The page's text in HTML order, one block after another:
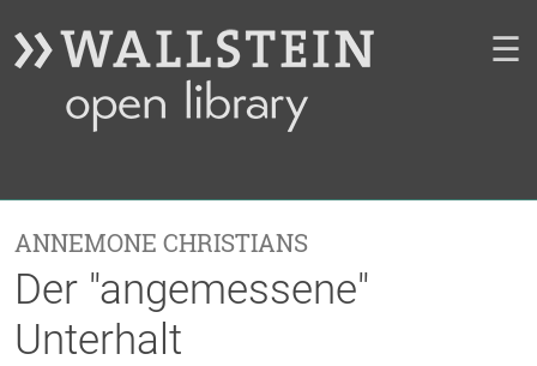
☰
ANNEMONE CHRISTIANS
Der "angemessene"
Unterhalt